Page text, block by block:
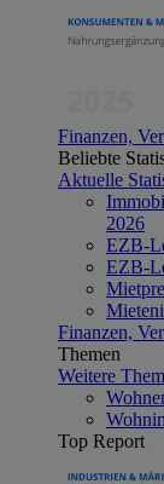
Finanzen,
Beliebte
Aktuelle
2026
EZB-
EZB-
Finanzen,
Themen
Weitere
Top Report